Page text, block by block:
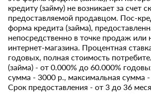
кредиту (займу) не возникает за счет
предоставляемой продавцом. Пос-
форма кредита (займа),
непосредственно в точке продаж или
интернет-магазина. Процентная
годовых, полная стоимость
(займа) - от 0.000% до 60.000%
сумма - 3000 р., максимальная сумма
Срок предоставления - от 3 до 36